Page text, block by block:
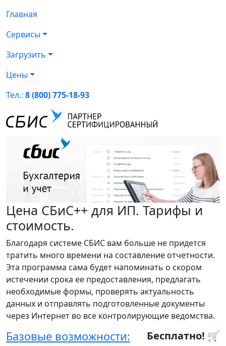
Главная
Сервисы
Загрузить
Цены
Тел.: 8 (800) 775-18-93
Цена СБиС++ для ИП. Тарифы и
стоимость.
Благодаря системе СБИС вам больше не придется
тратить много времени на составление отчетности.
Эта программа сама будет напоминать о скором
истечении срока ее предоставления, предлагать
необходимые формы, проверять актуальность
данных и отправлять подготовленные документы
через Интернет во все контролирующие ведомства.
Бесплатно! 🛒
Базовые возможности: